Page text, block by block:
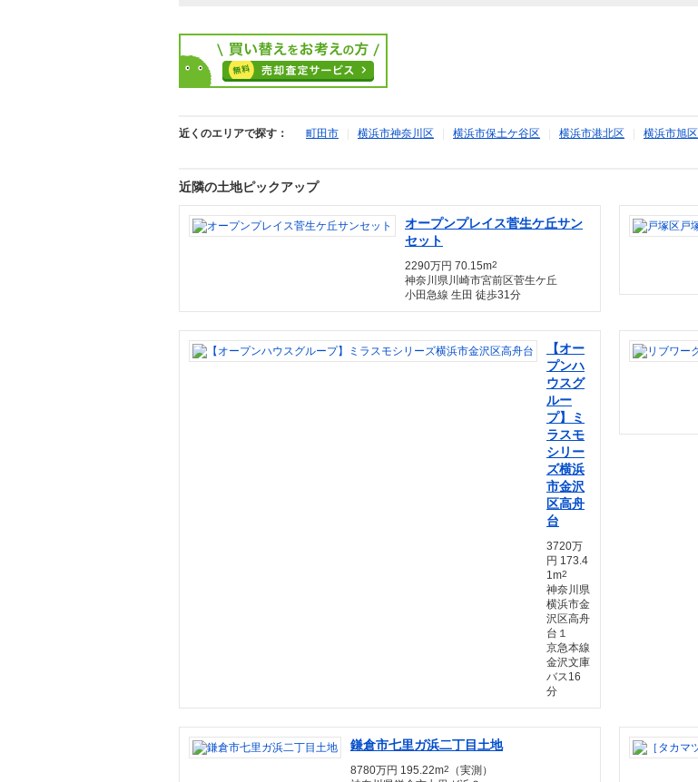
近くのエリアで探す： 町田市 横浜市神奈川区 横浜市保土ケ谷区 横浜市港北区 横浜市旭区
近隣の土地ピックアップ
オープンプレイス菅生ケ丘サン
セット
2290万円 70.15m2
神奈川県川崎市宮前区菅生ケ丘
小田急線 生田 徒歩31分
【オー
プンハ
ウスグ
ルー
プ】ミ
ラスモ
シリー
ズ横浜
市金沢
区高舟
台
3720万
円 173.4
1m2
神奈川県
横浜市金
沢区高舟
台１
京急本線
金沢文庫
バス16
分
鎌倉市七里ガ浜二丁目土地
8780万円 195.22m2
（実測）